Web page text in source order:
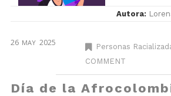
Autora:
26 MAY 2025 Personas
COMMENT
Día de la